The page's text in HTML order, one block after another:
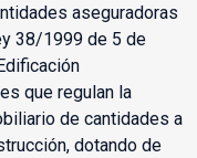
aseguradoras
38/1999 de 5 de
que regulan la
de cantidades a
dotando de